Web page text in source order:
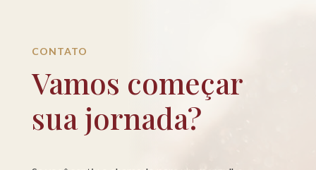
CONTATO
Vamos começar
sua jornada?